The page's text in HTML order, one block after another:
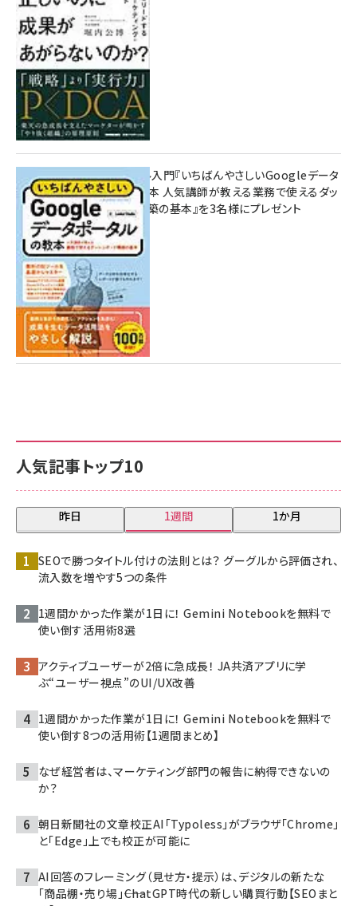
人気記事トップ10
昨日 1週間 1か月
SEOで勝つタイトル付けの法則とは？ グーグルから評価され、
流入数を増やす5つの条件
1週間かかった作業が1日に！ Gemini Notebookを無料で
使い倒す活用術8選
アクティブユーザーが2倍に急成長！ JA共済アプリに学
ぶ“ユーザー視点”のUI/UX改善
1週間かかった作業が1日に！ Gemini Notebookを無料で
使い倒す8つの活用術【1週間まとめ】
なぜ経営者は、マーケティング部門の報告に納得できないの
か？
朝日新聞社の文章校正AI「Typoless」がブラウザ「Chrome」
と「Edge」上でも校正が可能に
AI回答のフレーミング（見せ方・提示）は、デジタルの新たな
「商品棚・売り場」――ChatGPT時代の新しい購買行動【SEOまと
8月7日 10:00
無料BIツール入門『いちばんやさしいGoogleデータ
ポータルの教本 人気講師が教える業務で使えるダッ
シュボード構築の基本』を3名様にプレゼント
7月31日 10:00